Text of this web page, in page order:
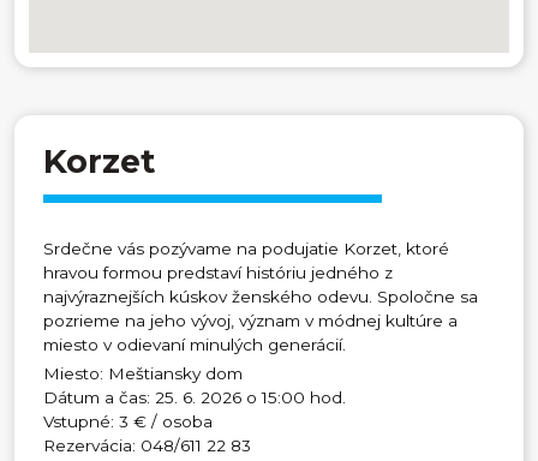
Korzet
Srdečne vás pozývame na podujatie Korzet, ktoré
hravou formou predstaví históriu jedného z
najvýraznejších kúskov ženského odevu. Spoločne sa
pozrieme na jeho vývoj, význam v módnej kultúre a
miesto v odievaní minulých generácií.
Miesto: Meštiansky dom
Dátum a čas: 25. 6. 2026 o 15:00 hod.
Vstupné: 3 € / osoba
Rezervácia: 048/611 22 83